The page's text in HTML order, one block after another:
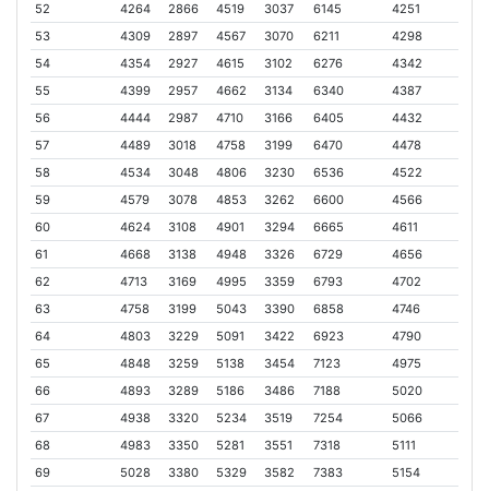
52
4264 2866 4519 3037 6145
4251
53
4309 2897 4567 3070 6211
4298
54
4354 2927 4615 3102 6276
4342
55
4399 2957 4662 3134 6340
4387
56
4444 2987 4710 3166 6405
4432
57
4489 3018 4758 3199 6470
4478
58
4534 3048 4806 3230 6536
4522
59
4579 3078 4853 3262 6600
4566
60
4624 3108 4901 3294 6665
4611
61
4668 3138 4948 3326 6729
4656
62
4713 3169 4995 3359 6793
4702
63
4758 3199 5043 3390 6858
4746
64
4803 3229 5091 3422 6923
4790
65
4848 3259 5138 3454 7123
4975
66
4893 3289 5186 3486 7188
5020
67
4938 3320 5234 3519 7254
5066
68
4983 3350 5281 3551 7318
5111
69
5028 3380 5329 3582 7383
5154